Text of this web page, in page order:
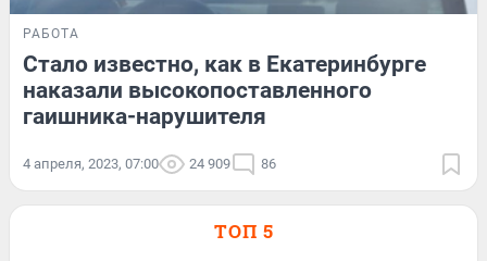
РАБОТА
Стало известно, как в Екатеринбурге
наказали высокопоставленного
гаишника-нарушителя
4 апреля, 2023, 07:00 24 909 86
ТОП 5